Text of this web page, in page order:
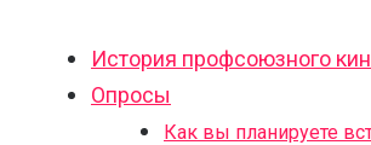
История профсоюзного
Опросы
Как вы планируете